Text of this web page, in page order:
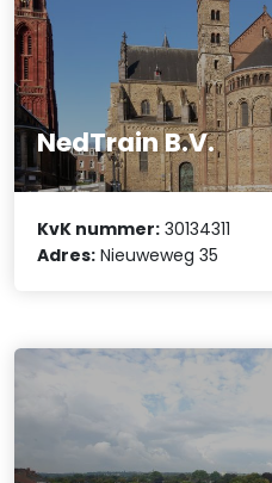
NedTrain B.V.
KvK nummer: 30134311
Adres: Nieuweweg 35